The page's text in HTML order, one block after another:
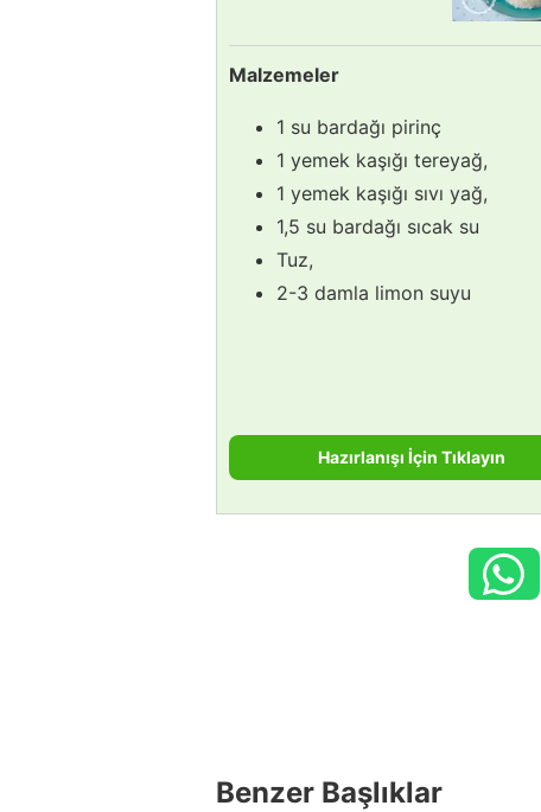
Malzemeler
1 su bardağı pirinç
1 yemek kaşığı tereyağ,
1 yemek kaşığı sıvı yağ,
1,5 su bardağı sıcak su
Tuz,
2-3 damla limon suyu
Hazırlanışı İçin Tıklayın
Benzer Başlıklar